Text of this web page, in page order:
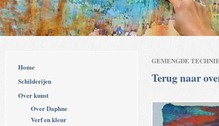
GEMENGDE
Terug naar
Home
Schilderijen
Over kunst
Over Daphne
Verf en kleur